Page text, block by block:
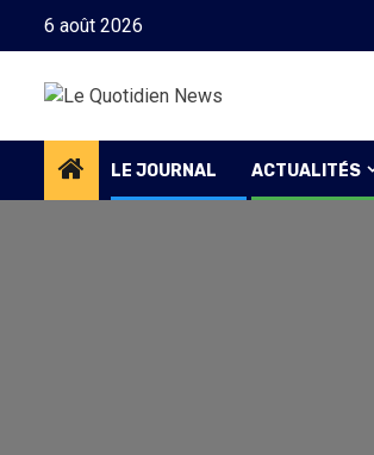
6 août 2026
LE JOURNAL ACTUALITÉS